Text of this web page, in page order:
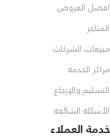
افضل العروض
المتاجر
مبيعات الشركات
مراكز الخدمة
التسليم والإرجاع
الأسئلة الشائعة
خدمة العملاء